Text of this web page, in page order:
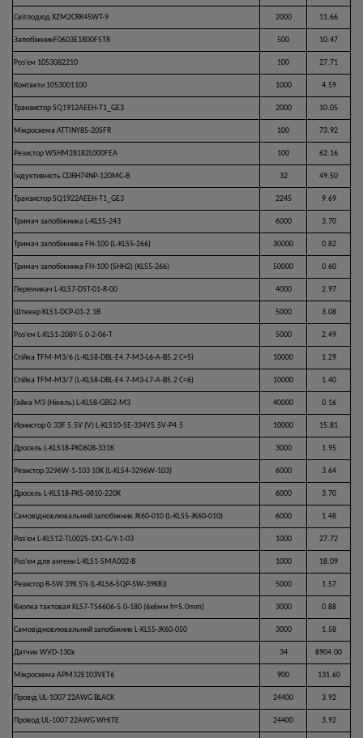
Світлодіод XZM2CRK45WT-9 2000 11.66
ЗапобіжникF0603E1R00FSTR 500 10.47
Роз'єм 1053082210 100 27.71
Контакти 1053001100 1000 4.59
Транзистор SQ1912AEEH-T1_GE3 2000 10.05
Мікросхема ATTINY85-20SFR 100 73.92
Резистор WSHM28182L000FEA 100 62.16
Індуктивність CDRH74NP-120MC-B 32 49.50
Транзистор SQ1922AEEH-T1_GE3 2245 9.69
Тримач запобіжника L-KLS5-243 6000 3.70
Тримач запобіжника FH-100 (L-KLS5-266) 30000 0.82
Тримач запобіжника FH-100 (SHH2) (KLS5-266) 50000 0.60
Перемикач L-KLS7-DST-01-R-00 4000 2.97
Штекер KLS1-DCP-01-2.1B 5000 3.08
Роз'єм L-KLS1-208Y-5.0-2-06-T 5000 2.49
Стійка TFM-M3/6 (L-KLS8-DBL-E4.7-M3-L6-A-B5.2 C=5) 10000 1.29
Стійка TFM-M3/7 (L-KLS8-DBL-E4.7-M3-L7-A-B5.2 C=6) 10000 1.40
Гайка M3 (Нікель) L-KLS8-GB52-M3 40000 0.16
Ионистор 0.33F 5.5V (V) L-KLS10-SE-334V5.5V-P4.5 10000 15.81
Дросель L-KLS18-PK0608-331K 3000 1.95
Резистор 3296W-1-103 10K (L-KLS4-3296W-103) 6000 3.64
Дросель L-KLS18-PKS-0810-220K 6000 3.70
Самовідновлювальний запобіжник JK60-010 (L-KLS5-JK60-010) 6000 1.48
Роз'єм L-KLS12-TL002S-1X1-G/Y-1-03 1000 27.72
Роз'єм для антени L-KLS1-SMA002-B 1000 18.09
Резистор R-5W 39K 5% (L-KLS6-SQP-5W-39KRJ) 5000 1.57
Кнопка тактовая KLS7-TS6606-5.0-180 (6x6мм h=5.0mm) 3000 0.88
Самовідновлювальний запобіжник L-KLS5-JK60-050 3000 1.58
Датчик WVD-130x 34 8904.00
Мікросхема APM32E103VET6 900 131.60
Провід UL-1007 22AWG BLACK 24400 3.92
Провод UL-1007 22AWG WHITE 24400 3.92